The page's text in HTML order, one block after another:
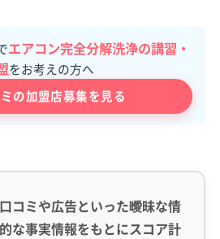
エアコン完全分解洗浄の講習・
をお考えの方へ
の加盟店募集を見る
コミや広告といった曖昧な情
な事実情報をもとにスコア計